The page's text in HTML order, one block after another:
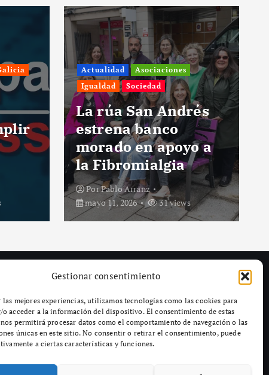
Gestionar consentimiento
las mejores experiencias, utilizamos tecnologías como las cookies para
o acceder a la información del dispositivo. El consentimiento de estas
permitirá procesar datos como el comportamiento de navegación o las
únicas en este sitio. No consentir o retirar el consentimiento, puede
a ciertas características y funciones.
a
Actualidad
Pontevedra
Sociedad
Tres personas
heridas en colisión
de tres vehículos en
Marín (Pontevedra)
PorPablo Arranz
mayo 11, 2026
31 views